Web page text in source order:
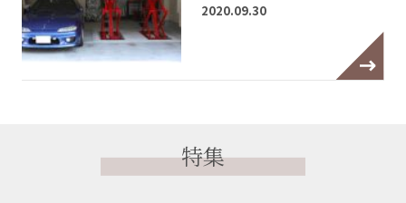
2020.09.30
特集